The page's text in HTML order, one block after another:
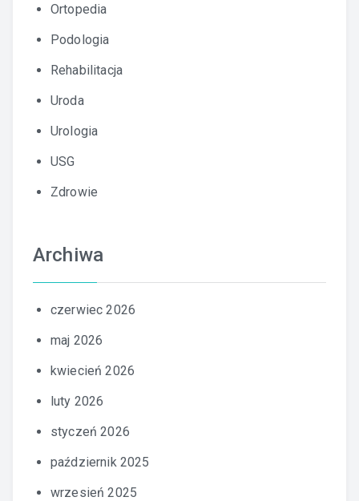
Ortopedia
Podologia
Rehabilitacja
Uroda
Urologia
USG
Zdrowie
Archiwa
czerwiec 2026
maj 2026
kwiecień 2026
luty 2026
styczeń 2026
październik 2025
wrzesień 2025